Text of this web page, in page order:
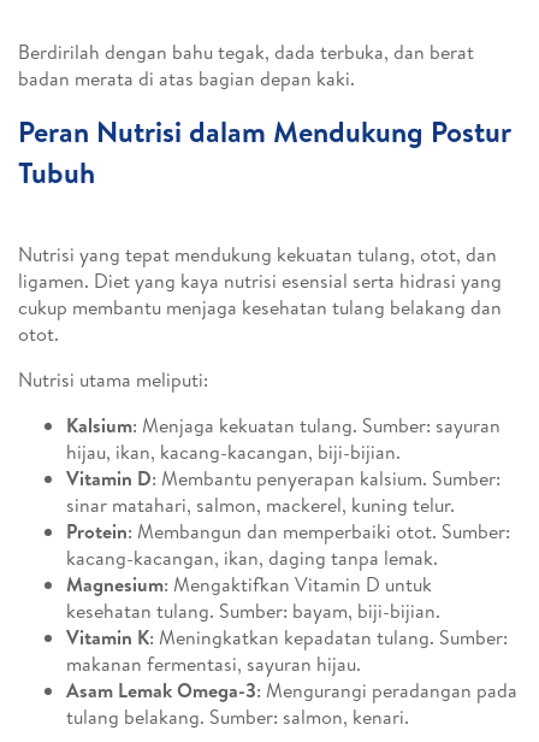
Berdirilah dengan bahu tegak, dada terbuka, dan berat
badan merata di atas bagian depan kaki.
Peran Nutrisi dalam Mendukung Postur
Tubuh
Nutrisi yang tepat mendukung kekuatan tulang, otot, dan
ligamen. Diet yang kaya nutrisi esensial serta hidrasi yang
cukup membantu menjaga kesehatan tulang belakang dan
otot.
Nutrisi utama meliputi:
Kalsium: Menjaga kekuatan tulang. Sumber: sayuran
hijau, ikan, kacang-kacangan, biji-bijian.
Vitamin D: Membantu penyerapan kalsium. Sumber:
sinar matahari, salmon, mackerel, kuning telur.
Protein: Membangun dan memperbaiki otot. Sumber:
kacang-kacangan, ikan, daging tanpa lemak.
Magnesium: Mengaktifkan Vitamin D untuk
kesehatan tulang. Sumber: bayam, biji-bijian.
Vitamin K: Meningkatkan kepadatan tulang. Sumber:
makanan fermentasi, sayuran hijau.
Asam Lemak Omega-3: Mengurangi peradangan pada
tulang belakang. Sumber: salmon, kenari.